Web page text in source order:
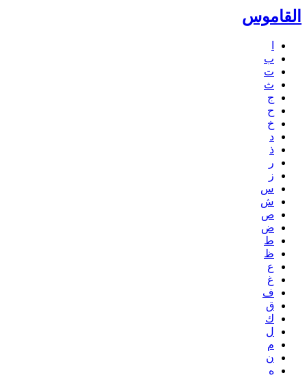
القاموس
ب
ت
ث
ج
ح
خ
د
ذ
ر
ز
س
ش
ص
ض
ط
ظ
ع
غ
ف
ق
ك
ل
م
ن
ه